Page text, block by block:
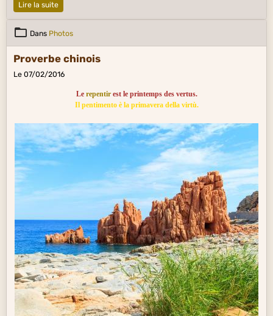
Lire la suite
Dans Photos
Proverbe chinois
Le 07/02/2016
Le repentirest le printemps des vertus.
Il pentimento è la primavera della virtù.